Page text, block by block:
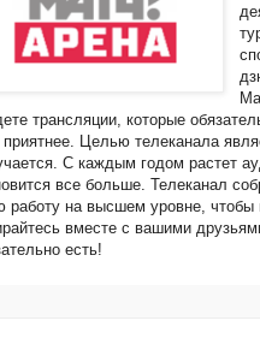
трансляции, которые
Целью телеканала
С каждым годом растет
все больше. Телеканал
работу на высшем уровне, чтобы
вместе с вашими
есть!